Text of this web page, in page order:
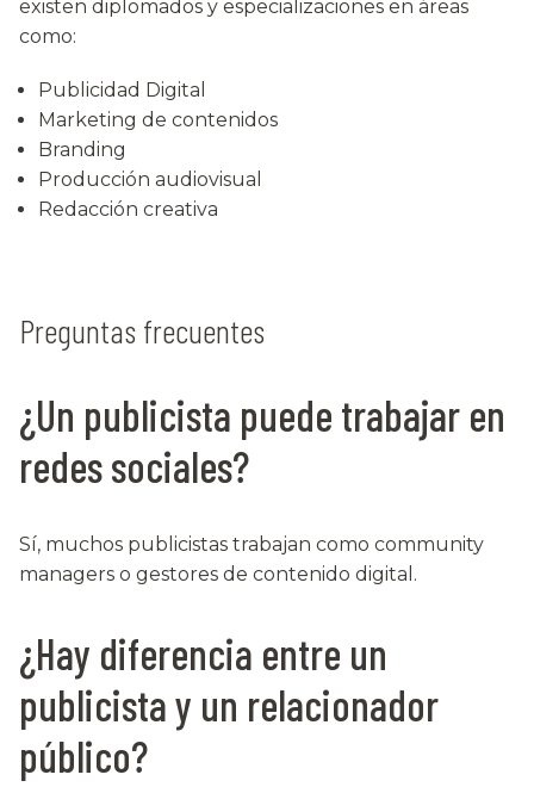
existen diplomados y especializaciones en áreas
como:
Publicidad Digital
Marketing de contenidos
Branding
Producción audiovisual
Redacción creativa
Preguntas frecuentes
¿Un publicista puede trabajar en
redes sociales?
Sí, muchos publicistas trabajan como community
managers o gestores de contenido digital.
¿Hay diferencia entre un
publicista y un relacionador
público?